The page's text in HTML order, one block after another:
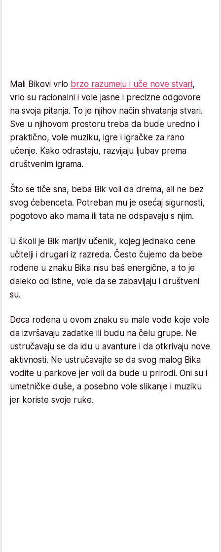
Mali Bikovi vrlo brzo razumeju i uče nove stvari,
vrlo su racionalni i vole jasne i precizne odgovore
na svoja pitanja. To je njihov način shvatanja stvari.
Sve u njihovom prostoru treba da bude uredno i
praktično, vole muziku, igre i igračke za rano
učenje. Kako odrastaju, razvijaju ljubav prema
društvenim igrama.
Što se tiče sna, beba Bik voli da drema, ali ne bez
svog ćebenceta. Potreban mu je osećaj sigurnosti,
pogotovo ako mama ili tata ne odspavaju s njim.
U školi je Bik marljiv učenik, kojeg jednako cene
učitelji i drugari iz razreda. Često čujemo da bebe
rođene u znaku Bika nisu baš energične, a to je
daleko od istine, vole da se zabavljaju i društveni
su.
Deca rođena u ovom znaku su male vođe koje vole
da izvršavaju zadatke ili budu na čelu grupe. Ne
ustručavaju se da idu u avanture i da otkrivaju ​​nove
aktivnosti. Ne ustručavajte se da svog malog Bika
vodite u parkove jer voli da bude u prirodi. Oni su i
umetničke duše, a posebno vole slikanje i muziku
jer koriste svoje ruke.